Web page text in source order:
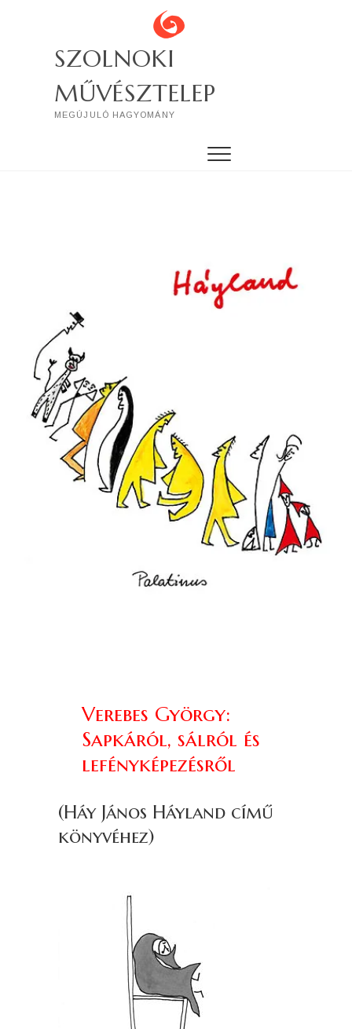
SZOLNOKI
MŰVÉSZTELEP
MEGÚJULÓ HAGYOMÁNY
Verebes György:
Sapkáról, sálról és
lefényképezésről
(Háy János Háyland című
könyvéhez)